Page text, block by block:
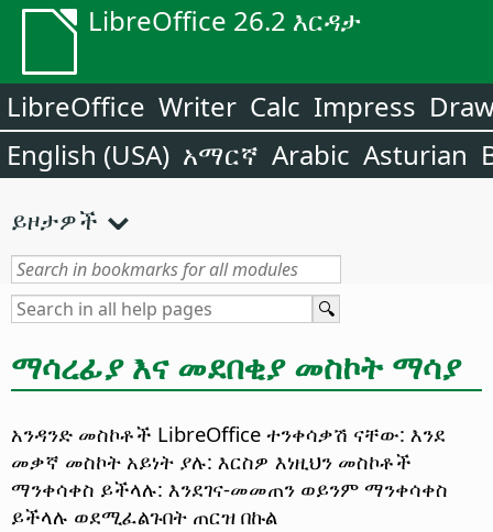
LibreOffice 26.2 እርዳታ
LibreOffice Writer Calc Impress
English (USA) አማርኛ Arabic Asturian
ይዞታዎች
ማሳረፊያ እና መደበቂያ መስኮት ማሳያ
አንዳንድ መስኮቶች LibreOffice ተንቀሳቃሽ ናቸው: እንደ
መቃኛ መስኮት አይነት ያሉ: እርስዎ እነዚህን መስኮቶች
ማንቀሳቀስ ይችላሉ: እንደገና-መመጠን ወይንም ማንቀሳቀስ
ይችላሉ ወደሚፈልጉበት ጠርዝ በኩል